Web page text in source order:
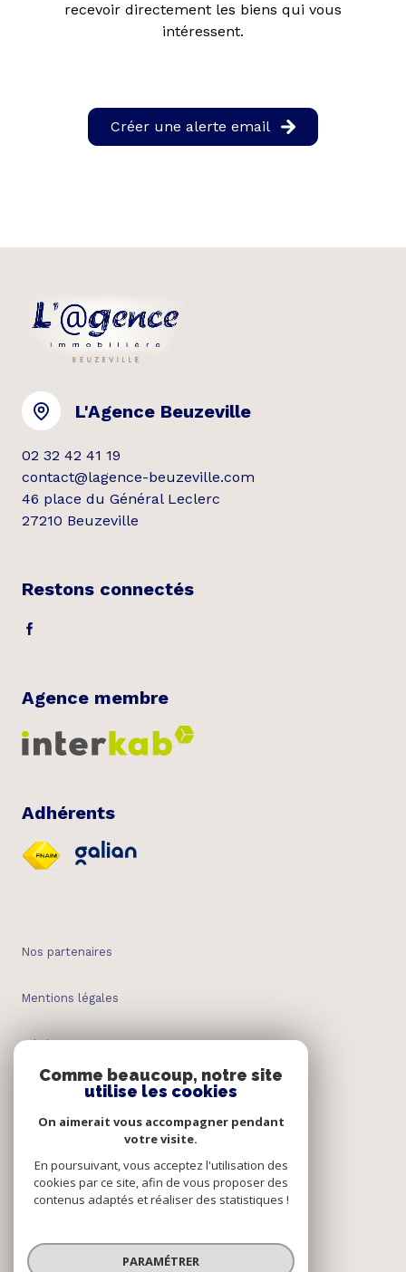
recevoir directement les biens qui vous
intéressent.
Créer une alerte email
L'Agence Beuzeville
02 32 42 41 19
contact@lagence-beuzeville.com
46 place du Général Leclerc
27210 Beuzeville
Restons connectés
Agence membre
Adhérents
Nos partenaires
Mentions légales
Admin
Nos honoraires
Cookies
© 2026 | Tous droits réservés
Comme beaucoup, notre site
utilise les cookies
On aimerait vous accompagner pendant
votre visite.
En poursuivant, vous acceptez l'utilisation des
cookies par ce site, afin de vous proposer des
contenus adaptés et réaliser des statistiques !
PARAMÉTRER